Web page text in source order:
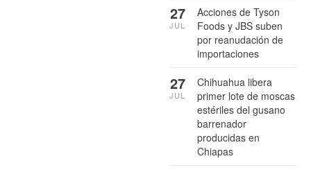
Acciones de Tyson
Foods y JBS suben
por reanudación de
importaciones
27
JUL
Chihuahua libera
primer lote de moscas
estériles del gusano
barrenador
producidas en
Chiapas
27
JUL